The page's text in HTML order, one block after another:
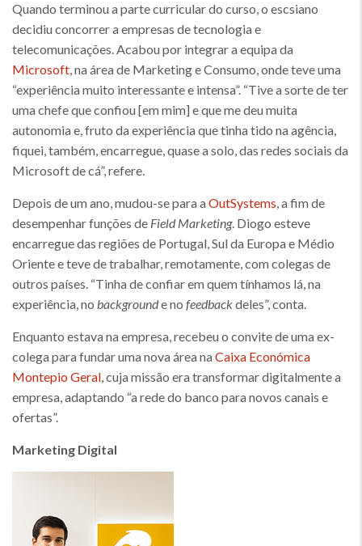
Quando terminou a parte curricular do curso, o escsiano
decidiu concorrer a empresas de tecnologia e
telecomunicações. Acabou por integrar a equipa da
Microsoft, na área de Marketing e Consumo, onde teve uma
“experiência muito interessante e intensa”. “Tive a sorte de ter
uma chefe que confiou [em mim] e que me deu muita
autonomia e, fruto da experiência que tinha tido na agência,
fiquei, também, encarregue, quase a solo, das redes sociais da
Microsoft de cá”, refere.
Depois de um ano, mudou-se para aOutSystems, a fim de
desempenhar funções de Field Marketing. Diogo esteve
encarregue das regiões de Portugal, Sul da Europa e Médio
Oriente e teve de trabalhar, remotamente, com colegas de
outros países. “Tinha de confiar em quem tínhamos lá, na
experiência, no backgrounde no feedbackdeles”, conta.
Enquanto estava na empresa, recebeu o convite de uma ex-
colega para fundar uma nova área naCaixa Económica
Montepio Geral, cuja missão era transformar digitalmente a
empresa, adaptando “a rede do banco para novos canais e
ofertas”.
Marketing Digital